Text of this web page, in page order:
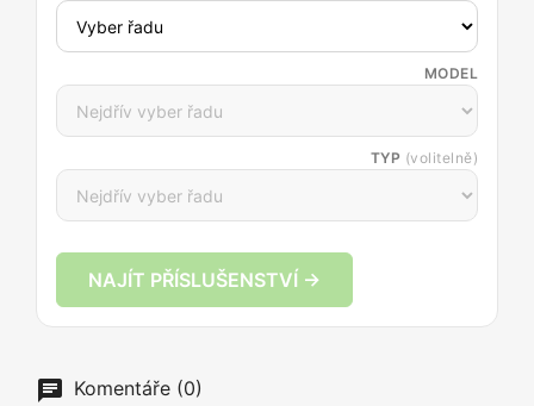
MODEL
TYP (volitelně)
NAJÍT PŘÍSLUŠENSTVÍ →
Komentáře (0)